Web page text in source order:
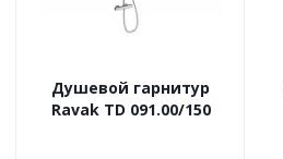
Душевой гарнитур
Ravak TD 091.00/150